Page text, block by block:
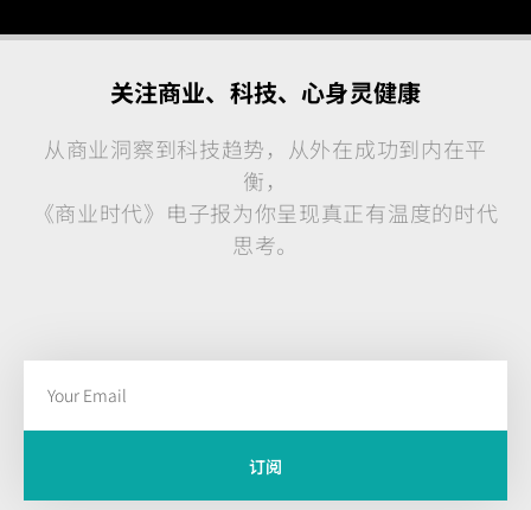
关注商业、科技、心身灵健康
从商业洞察到科技趋势，从外在成功到内在平
衡，
《商业时代》电子报为你呈现真正有温度的时代
思考。
订阅